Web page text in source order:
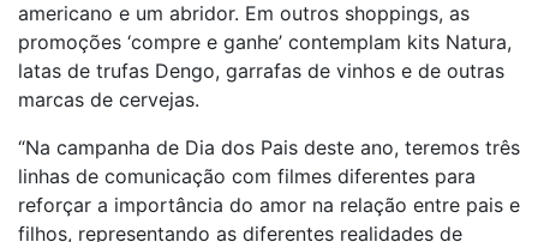
americano e um abridor. Em outros shoppings, as
promoções ‘compre e ganhe’ contemplam kits Natura,
latas de trufas Dengo, garrafas de vinhos e de outras
marcas de cervejas.
“Na campanha de Dia dos Pais deste ano, teremos três
linhas de comunicação com filmes diferentes para
reforçar a importância do amor na relação entre pais e
filhos, representando as diferentes realidades de